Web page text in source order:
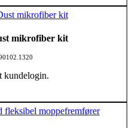
mikrofiber kit
kundelogin.